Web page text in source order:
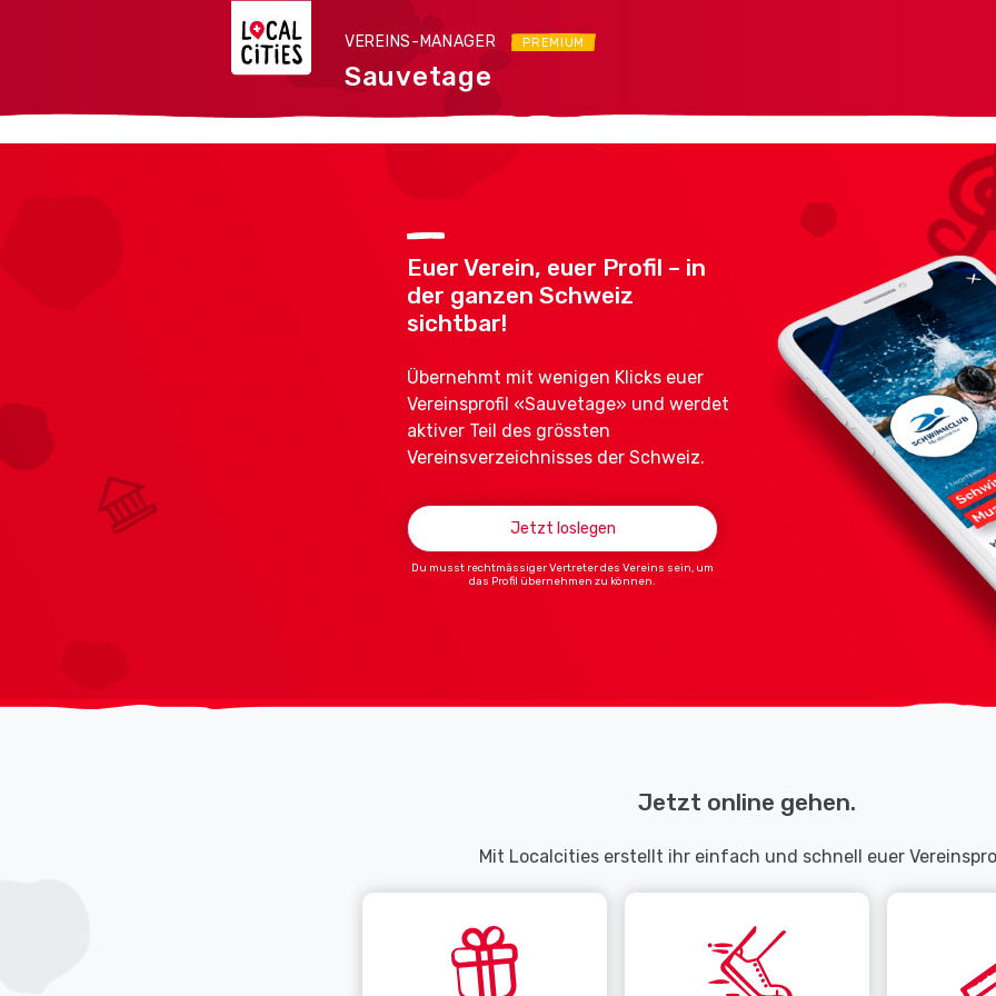
VEREINS-MANAGER PREMIUM
Sauvetage
Euer Verein, euer Profil – in
der ganzen Schweiz
sichtbar!
Übernehmt mit wenigen Klicks euer
Vereinsprofil «Sauvetage» und werdet
aktiver Teil des grössten
Vereinsverzeichnisses der Schweiz.
Jetzt loslegen
Du musst rechtmässiger Vertreter des Vereins sein, um
das Profil übernehmen zu können.
Jetzt online gehen.
Mit Localcities erstellt ihr einfach und schnell euer